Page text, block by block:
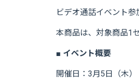
ビデオ通話イベント参
本商品は、対象商品1
■ イベント概要
開催日：3月5日（木）